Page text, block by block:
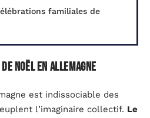
familiales de
Noël en Allemagne
est indissociable des
l’imaginaire collectif. Le